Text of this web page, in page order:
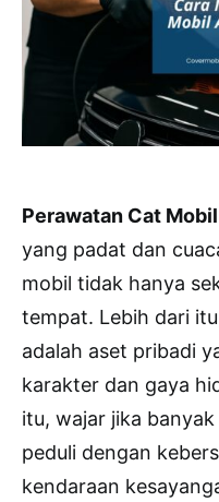
Perawatan Cat Mobil
yang padat dan
mobil tidak hanya
tempat. Lebih dari
adalah aset pribadi
karakter dan gaya
itu, wajar jika
peduli dengan
kendaraan